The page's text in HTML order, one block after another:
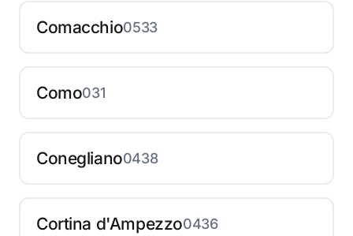
Comacchio0533
Como031
Conegliano0438
Cortina d'Ampezzo0436